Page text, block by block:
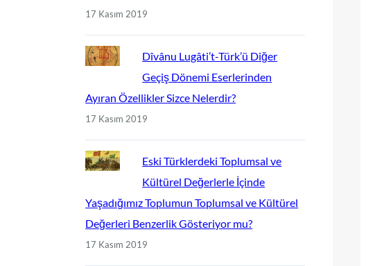
17 Kasım 2019
Dîvânu Lugâti’t-Türk’ü Diğer
Geçiş Dönemi Eserlerinden
Ayıran Özellikler Sizce Nelerdir?
17 Kasım 2019
Eski Türklerdeki Toplumsal ve
Kültürel Değerlerle İçinde
Yaşadığımız Toplumun Toplumsal ve Kültürel
Değerleri Benzerlik Gösteriyor mu?
17 Kasım 2019